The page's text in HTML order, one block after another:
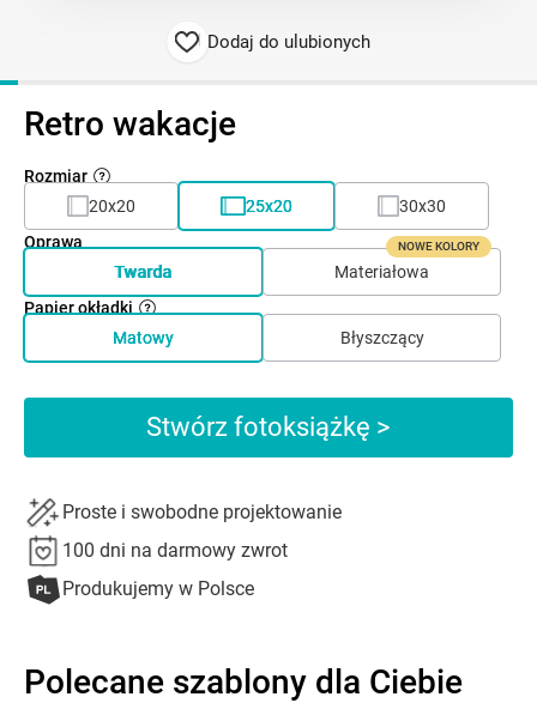
Dodaj do ulubionych
Retro wakacje
Rozmiar
20x20
25x20
30x30
Oprawa
Twarda
Materiałowa
NOWE KOLORY
Papier okładki
Matowy
Błyszczący
Stwórz fotoksiążkę >
Proste i swobodne projektowanie
100 dni na darmowy zwrot
Produkujemy w Polsce
Polecane szablony dla Ciebie